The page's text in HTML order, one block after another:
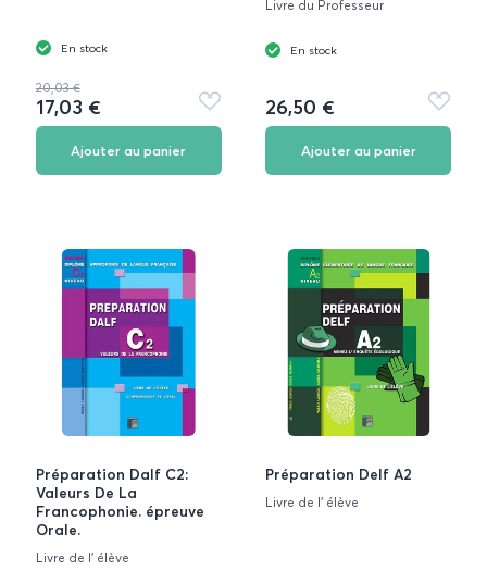
En stock
20,03 €
17,03 €
Ajouter
aux
Ajouter au panier
Livre du Professeur
En stock
26,50 €
Ajouter
aux
Ajouter au panier
Préparation Dalf C2:
Valeurs De La
Francophonie. épreuve
Orale.
Livre de l' élève
Préparation Delf A2
Livre de l' élève